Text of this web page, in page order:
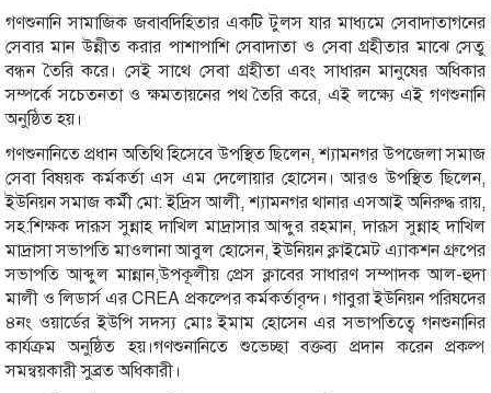
গণশুনানি সামাজিক জবাবদিহিতার একটি টুলস যার মাধ্যমে সেবাদাতাগনের
সেবার মান উন্নীত করার পাশাপাশি সেবাদাতা ও সেবা গ্রহীতার মাঝে সেতু
বন্ধন তৈরি করে। সেই সাথে সেবা গ্রহীতা এবং সাধারন মানুষের অধিকার
সম্পর্কে সচেতনতা ও ক্ষমতায়নের পথ তৈরি করে, এই লক্ষ্যে এই গণশুনানি
অনুষ্ঠিত হয়।
গণশুনানিতে প্রধান অতিথি হিসেবে উপস্থিত ছিলেন, শ্যামনগর উপজেলা সমাজ
সেবা বিষয়ক কর্মকর্তা এস এম দেলোয়ার হোসেন। আরও উপস্থিত ছিলেন,
ইউনিয়ন সমাজ কর্মী মো: ইদ্রিস আলী, শ্যামনগর থানার এসআই অনিরুদ্ধ রায়,
সহ:শিক্ষক দারূস সুন্নাহ দাখিল মাদ্রাসার আব্দুর রহমান, দারূস সুন্নাহ দাখিল
মাদ্রাসা সভাপতি মাওলানা আবুল হোসেন, ইউনিয়ন ক্লাইমেট এ্যাকশন গ্রুপের
সভাপতি আব্দুল মান্নান,উপকূলীয় প্রেস ক্লাবের সাধারণ সম্পাদক আল-হুদা
মালী ও লিডার্স এর CREA প্রকল্পের কর্মকর্তাবৃন্দ। গাবুরা ইউনিয়ন পরিষদের
৪নং ওয়ার্ডের ইউপি সদস্য মোঃ ইমাম হোসেন এর সভাপতিত্বে গনশুনানির
কার্যক্রম অনুষ্ঠিত হয়।গণশুনানিতে শুভেচ্ছা বক্তব্য প্রদান করেন প্রকল্প
সমন্বয়কারী সুব্রত অধিকারী।